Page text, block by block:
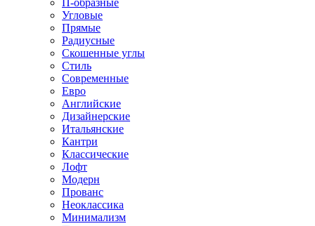
П-образные
Угловые
Прямые
Радиусные
Скошенные углы
Стиль
Современные
Евро
Английские
Дизайнерские
Итальянские
Кантри
Классические
Лофт
Модерн
Прованс
Неоклассика
Минимализм